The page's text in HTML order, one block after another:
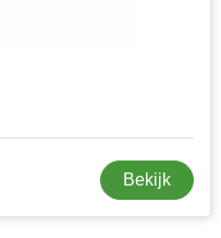
Bekijk